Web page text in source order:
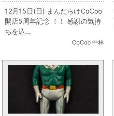
周年記念 「ブルマァク オレンジ
ファイター 310mm」
12月15日(日) まんだらけCoCoo
開店5周年記念 ！！ 感謝の気持
ちを込...
CoCoo 中林